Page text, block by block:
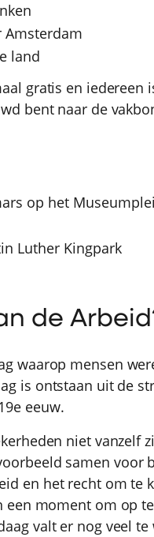
Amsterdam
land
gratis en
bent naar de
op het
Luther Kingpark
de
waarop mensen
is ontstaan uit de
eeuw.
niet vanzelf
samen voor
en het recht om te
een moment om op
valt er nog veel te